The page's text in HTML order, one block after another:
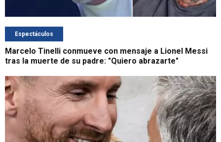
Espectáculos
Marcelo Tinelli conmueve con mensaje a Lionel Messi
tras la muerte de su padre: "Quiero abrazarte"